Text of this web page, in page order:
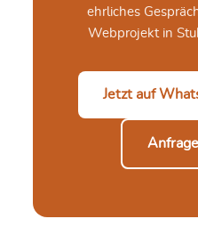
ehrliches
Webprojekt in
Jetzt auf